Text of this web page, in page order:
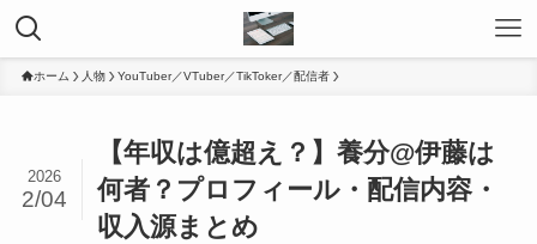
ホーム 人物 YouTuber／VTuber／TikToker／配信者
【年収は億超え？】養分@伊藤は
何者？プロフィール・配信内容・
収入源まとめ
2026
2/04